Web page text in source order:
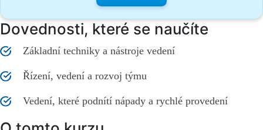
Dovednosti, které se naučíte
Základní techniky a nástroje vedení
Řízení, vedení a rozvoj týmu
Vedení, které podnítí nápady a rychlé provedení